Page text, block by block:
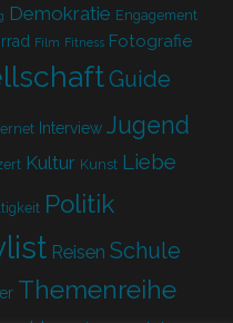
Demokratie Engagement
Film Fitness Fotografie
Guide
Interview Jugend
Kultur Kunst Liebe
Politik
Reisen Schule
Themenreihe